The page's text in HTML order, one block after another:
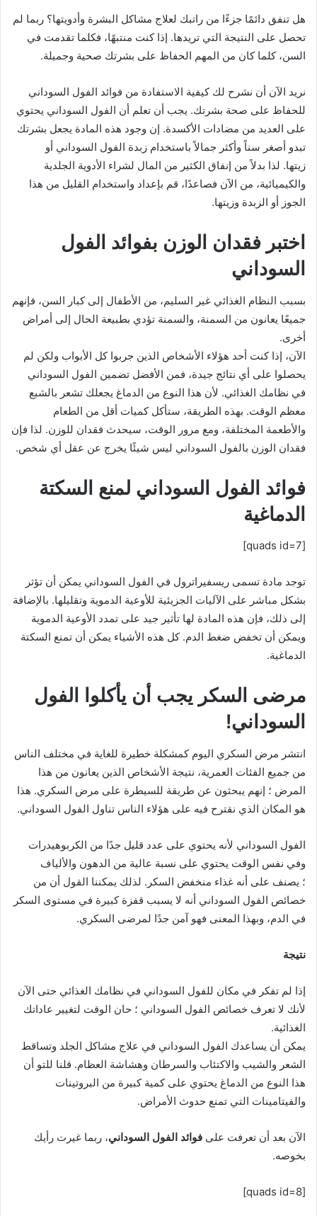
هل تنفق دائمًا جزءًا من راتبك لعلاج مشاكل البشرة وأدويتها؟ ربما لم
تحصل على النتيجة التي تريدها. إذا كنت منتبهًا، فكلما تقدمت في
السن، كلما كان من المهم الحفاظ على بشرتك صحية وجميلة.
نريد الآن أن نشرح لك كيفية الاستفادة من فوائد الفول السوداني
للحفاظ على صحة بشرتك. يجب أن تعلم أن الفول السوداني يحتوي
على العديد من مضادات الأكسدة. إن وجود هذه المادة يجعل بشرتك
تبدو أصغر سناً وأكثر جمالاً باستخدام زبدة الفول السوداني أو
زيتها. لذا بدلاً من إنفاق الكثير من المال لشراء الأدوية الجلدية
والكيميائية، من الآن فصاعدًا، قم بإعداد واستخدام القليل من هذا
الجوز أو الزبدة وزيتها.
اختبر فقدان الوزن بفوائد الفول
السوداني
بسبب النظام الغذائي غير السليم، من الأطفال إلى كبار السن، فإنهم
جميعًا يعانون من السمنة، والسمنة تؤدي بطبيعة الحال إلى أمراض
أخرى.
الآن، إذا كنت أحد هؤلاء الأشخاص الذين جربوا كل الأبواب ولكن لم
يحصلوا على أي نتائج جيدة، فمن الأفضل تضمين الفول السوداني
في نظامك الغذائي. لأن هذا النوع من الدماغ يجعلك تشعر بالشبع
معظم الوقت. بهذه الطريقة، ستأكل كميات أقل من الطعام
والأطعمة المختلفة، ومع مرور الوقت، سيحدث فقدان للوزن. لذا فإن
فقدان الوزن بالفول السوداني ليس شيئًا يخرج عن عقل أي شخص.
فوائد الفول السوداني لمنع السكتة
الدماغية
[quads id=7]
توجد مادة تسمى ريسفيراترول في الفول السوداني يمكن أن تؤثر
بشكل مباشر على الآليات الجزيئية للأوعية الدموية وتقليلها. بالإضافة
إلى ذلك، فإن هذه المادة لها تأثير جيد على تمدد الأوعية الدموية
ويمكن أن تخفض ضغط الدم. كل هذه الأشياء يمكن أن تمنع السكتة
الدماغية.
مرضى السكر يجب أن يأكلوا الفول
السوداني!
انتشر مرض السكري اليوم كمشكلة خطيرة للغاية في مختلف الناس
من جميع الفئات العمرية، نتيجة الأشخاص الذين يعانون من هذا
المرض ؛ إنهم يبحثون عن طريقة للسيطرة على مرض السكري. هذا
هو المكان الذي نقترح فيه على هؤلاء الناس تناول الفول السوداني.
الفول السوداني لأنه يحتوي على عدد قليل جدًا من الكربوهيدرات
وفي نفس الوقت يحتوي على نسبة عالية من الدهون والألياف
؛ يصنف على أنه غذاء منخفض السكر. لذلك يمكننا القول أن من
خصائص الفول السوداني أنه لا يسبب قفزة كبيرة في مستوى السكر
في الدم، وبهذا المعنى فهو آمن جدًا لمرضى السكري.
نتيجة
إذا لم تفكر في مكان للفول السوداني في نظامك الغذائي حتى الآن
لأنك لا تعرف خصائص الفول السوداني ؛ حان الوقت لتغيير عاداتك
الغذائية.
يمكن أن يساعدك الفول السوداني في علاج مشاكل الجلد وتساقط
الشعر والشيب والاكتئاب والسرطان وهشاشة العظام. قلنا للتو أن
هذا النوع من الدماغ يحتوي على كمية كبيرة من البروتينات
والفيتامينات التي تمنع حدوث الأمراض.
الآن بعد أن تعرفت على فوائد الفول السوداني، ربما غيرت رأيك
بخوصه.
[quads id=8]